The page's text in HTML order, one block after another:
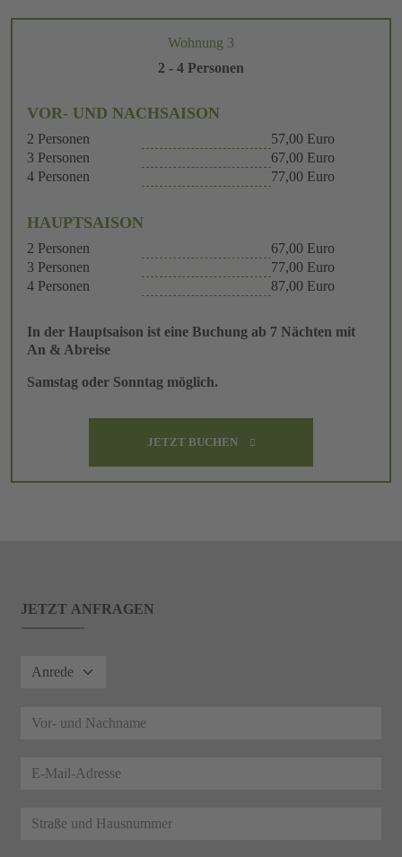
Wohnung 3
2 - 4 Personen
VOR- UND NACHSAISON
2 Personen
57,00 Euro
3 Personen
67,00 Euro
4 Personen
77,00 Euro
HAUPTSAISON
2 Personen
67,00 Euro
3 Personen
77,00 Euro
4 Personen
87,00 Euro
In der Hauptsaison ist eine Buchung ab 7 Nächten mit
An & Abreise
Samstag oder Sonntag möglich.
JETZT BUCHEN
JETZT ANFRAGEN